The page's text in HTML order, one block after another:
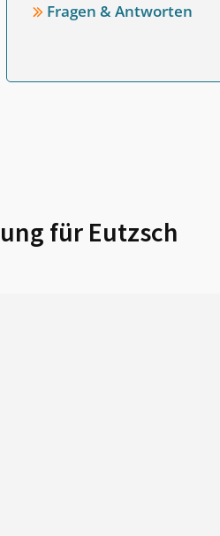
Fragen & Antworten
für Eutzsch